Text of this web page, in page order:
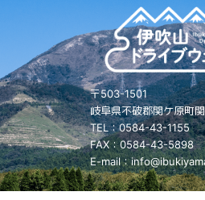
〒503-1501
岐阜県不破郡関ケ原町
TEL：0584-43-1155
FAX：0584-43-5898
E-mail：